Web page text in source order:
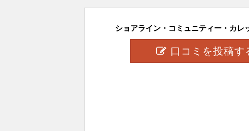
ショアライン・コミュニティー・カレ
口コミを投稿す